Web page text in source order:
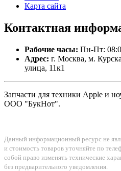
Карта сайта
Контактная
Рабочие часы: Пн-Пт:
Адрес: г. Москва, м.
улица, 11к1
Запчасти для техники Apple и
ООО "БукНот".
Данный информационный ресурс не
и стоимость товаров уточняйте по
собой право изменять технические
без предварительного уведомления.